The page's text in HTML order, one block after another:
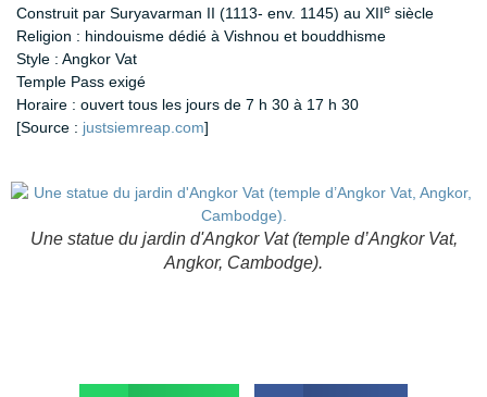
Construit par Suryavarman II (1113- env. 1145) au XIIe siècle
Religion : hindouisme dédié à Vishnou et bouddhisme
Style : Angkor Vat
Temple Pass exigé
Horaire : ouvert tous les jours de 7 h 30 à 17 h 30
[Source : justsiemreap.com]
Une statue du jardin d'Angkor Vat (temple d’Angkor Vat,
Angkor, Cambodge).